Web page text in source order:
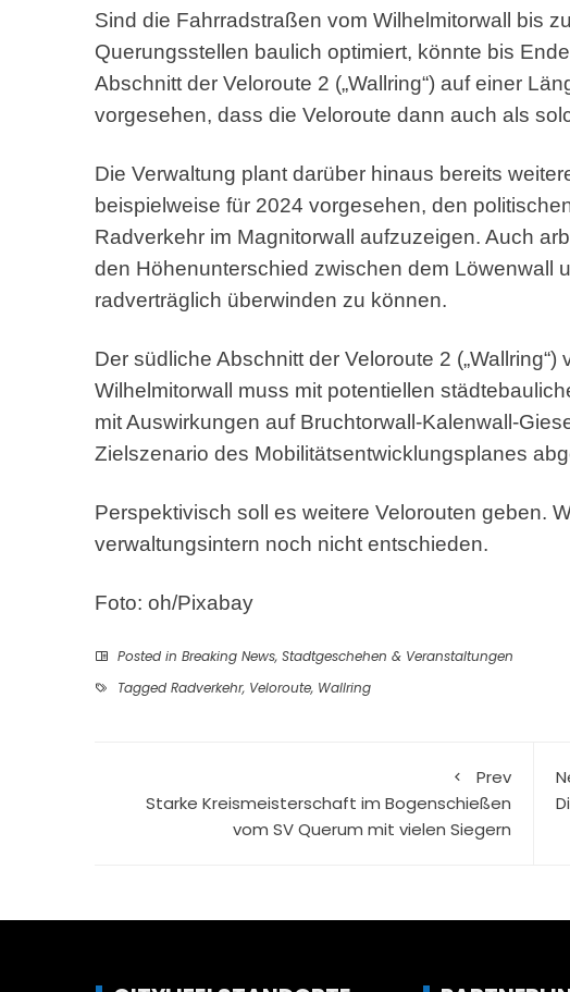
Sind die Fahrradstraßen vom Wilhelmitorwall bis
Querungsstellen baulich optimiert, könnte bis
Abschnitt der Veloroute 2 („Wallring“) auf einer
vorgesehen, dass die Veloroute dann auch als
Die Verwaltung plant darüber hinaus bereits
beispielweise für 2024 vorgesehen, den
Radverkehr im Magnitorwall aufzuzeigen. Auch
den Höhenunterschied zwischen dem Löwenwall
radverträglich überwinden zu können.
Der südliche Abschnitt der Veloroute 2
Wilhelmitorwall muss mit potentiellen
mit Auswirkungen auf Bruchtorwall-Kalenwall-
Zielszenario des Mobilitätsentwicklungsplanes
Perspektivisch soll es weitere Velorouten geben.
verwaltungsintern noch nicht entschieden.
Foto: oh/Pixabay
Posted in Breaking News, Stadtgeschehen & Veranstaltungen
Tagged Radverkehr, Veloroute, Wallring
Prev
Starke Kreismeisterschaft im Bogenschießen
vom SV Querum mit vielen Siegern